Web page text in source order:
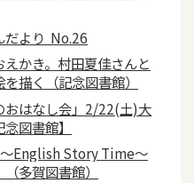
だより No.26
えかき。村田夏佳さんと
描く（記念図書館）
おはなし会」2/22(土)大
図書館】
English Story Time～
多賀図書館）